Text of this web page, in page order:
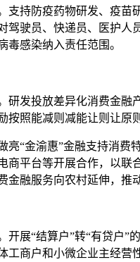
防疫药物研发、疫苗
驾驶员、快递员、医护
毒感染纳入责任范围。
投放差异化消费金融
按照能减则减能让则让原
金渝惠”金融支持消费
商平台等开展合作，以联
融服务向农村延伸，推
“结算户”转“有贷户”的
工商户和小微企业主经